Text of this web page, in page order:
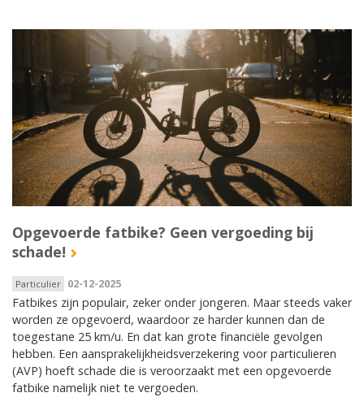
Opgevoerde fatbike? Geen vergoeding bij
schade!
Particulier 02-12-2025
Fatbikes zijn populair, zeker onder jongeren. Maar steeds vaker
worden ze opgevoerd, waardoor ze harder kunnen dan de
toegestane 25 km/u. En dat kan grote financiële gevolgen
hebben. Een aansprakelijkheidsverzekering voor particulieren
(AVP) hoeft schade die is veroorzaakt met een opgevoerde
fatbike namelijk niet te vergoeden.